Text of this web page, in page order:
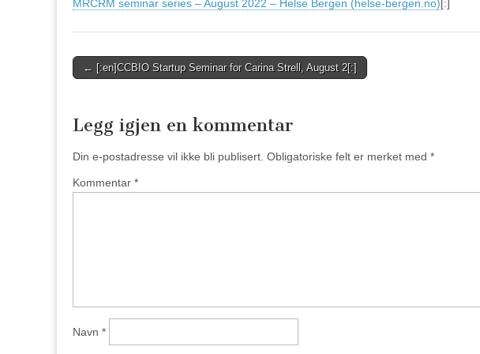
MRCRM seminar series – August 2022 – Helse Bergen (helse-bergen.no)[:]
Post
← [:en]CCBIO Startup Seminar for Carina Strell, August 2[:]
Legg igjen en kommentar
Din e-postadresse vil ikke bli publisert. Obligatoriske felt er merket med *
Kommentar *
Navn *